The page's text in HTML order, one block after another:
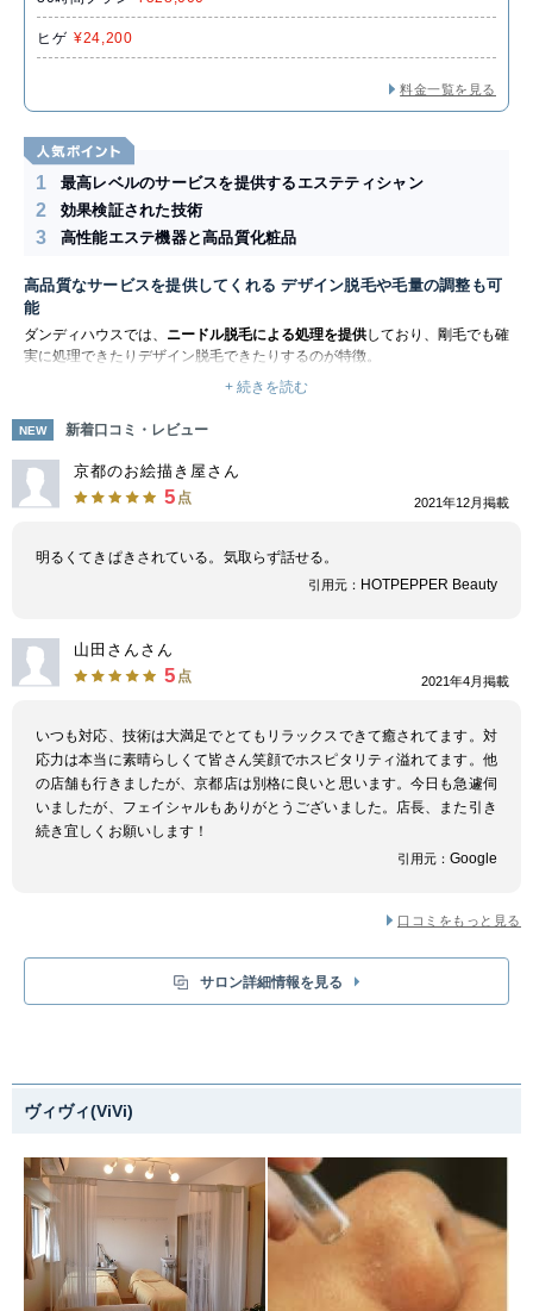
ヒゲ ¥24,200
料金一覧を見る
1 最高レベルのサービスを提供するエステティシャン
2 効果検証された技術
3 高性能エステ機器と高品質化粧品
高品質なサービスを提供してくれる デザイン脱毛や毛量の調整も可
能
ダンディハウスでは、 ニードル脱毛による処理を提供しており、剛毛でも確
実に処理できたりデザイン脱毛できたりするのが特徴。
光脱毛などと比較して価格が高くなるのがネックとなりますが、質の高い脱
毛サービスを受けたい方におすすめです。その理由は、ダンディハウスは
品質な脱毛と国際ライセンスを持っている技術力の高いスタッフ
くれる高級店だからです。
1本ずつ施術していくので、細部までこだわって脱毛できます。
なデザインにも対応
できるので、理想のスタイルがある方にもおすすめ。ダ
ンディハウスは時間制で脱毛するので、デザイン脱毛で
範囲が狭いのであれ
ダンディハウスの店舗は、サロンの居心地やサービスの品質向上を目指して
おり、業界初のISO9001認定されているほどです。高級ホテルのようなサロ
ン空間で、リラックスして施術を受けることができます。
で体験
で安心です。
+ 続きを読む
NEW 新着口コミ・レビュー
京都のお絵描き屋さん
5 点 2021年12月掲載
明るくてきぱきされている。気取らず話せる。
引用元： HOTPEPPER Beauty
山田さんさん
5 点 2021年4月掲載
いつも対応、技術は大満足でとてもリラックスできて癒されてます。対
応力は本当に素晴らしくて皆さん笑顔でホスピタリティ溢れてます。他
の店舗も行きましたが、京都店は別格に良いと思います。今日も急遽伺
いましたが、フェイシャルもありがとうございました。店長、また引き
続き宜しくお願いします！
引用元： Google
口コミをもっと見る
サロン詳細情報を見る
ヴィヴィ(ViVi)